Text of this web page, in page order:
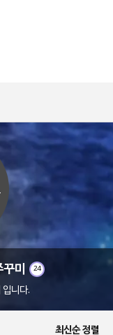
미 24
입니다.
최신순 정렬